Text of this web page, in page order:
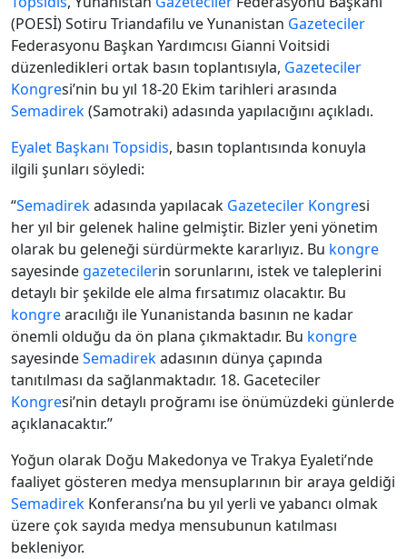
(POESİ) Sotiru Triandafilu ve Yunanistan Gazeteciler
Federasyonu Başkan Yardımcısı Gianni Voitsidi
düzenledikleri ortak basın toplantısıyla, Gazeteciler
Kongresi’nin bu yıl 18-20 Ekim tarihleri arasında
Semadirek(Samotraki) adasında yapılacığını açıkladı.
Eyalet Başkanı Topsidis, basın toplantısında konuyla
ilgili şunları söyledi:
“Semadirekadasında yapılacak Gazeteciler Kongresi
her yıl bir gelenek haline gelmiştir. Bizler yeni yönetim
olarak bu geleneği sürdürmekte kararlıyız. Bu kongre
sayesinde gazetecilerin sorunlarını, istek ve taleplerini
detaylı bir şekilde ele alma fırsatımız olacaktır. Bu
kongrearacılığı ile Yunanistanda basının ne kadar
önemli olduğu da ön plana çıkmaktadır. Bu kongre
sayesindeSemadirekadasının dünya çapında
tanıtılması da sağlanmaktadır. 18. Gaceteciler
Kongresi’nin detaylı proğramı ise önümüzdeki günlerde
açıklanacaktır.”
Yoğun olarak Doğu Makedonya ve Trakya Eyaleti’nde
faaliyet gösteren medya mensuplarının bir araya geldiği
Semadirek Konferansı’na bu yıl yerli ve yabancı olmak
üzere çok sayıda medya mensubunun katılması
bekleniyor.